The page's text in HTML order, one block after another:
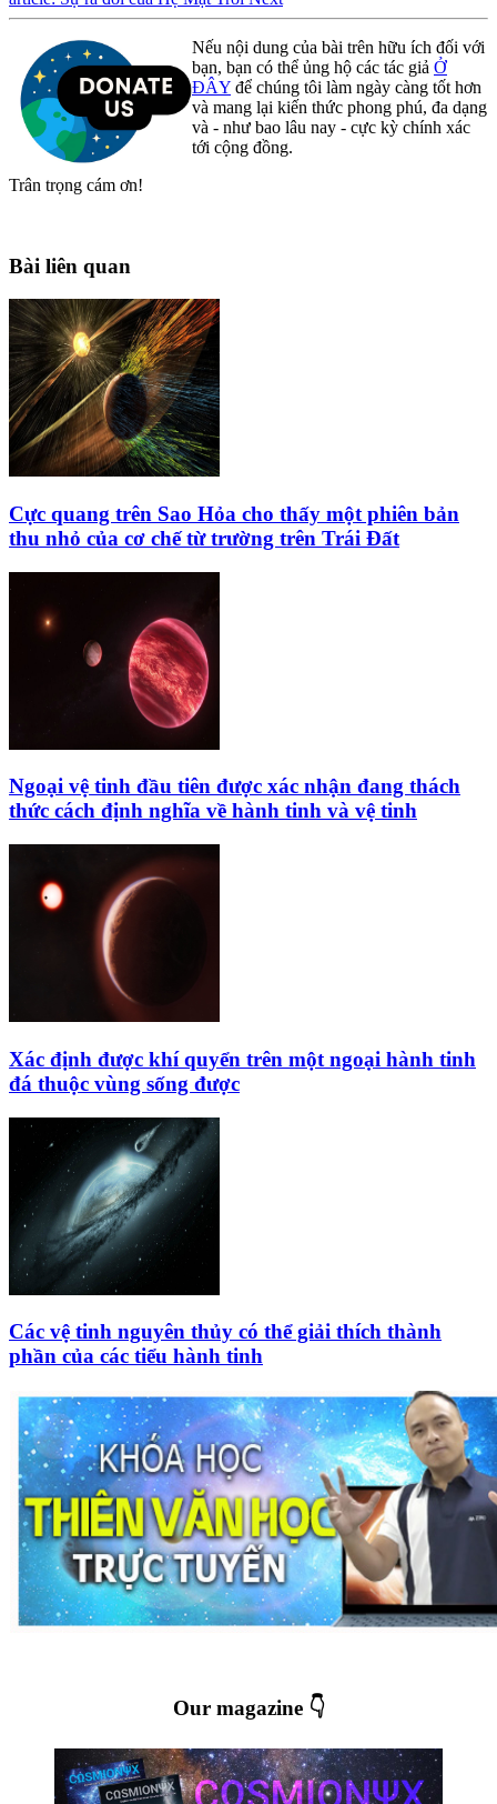
Nếu nội dung của bài trên hữu ích đối với
bạn, bạn có thể ủng hộ các tác giả Ở
ĐÂY để chúng tôi làm ngày càng tốt hơn
và mang lại kiến thức phong phú, đa dạng
và - như bao lâu nay - cực kỳ chính xác
tới cộng đồng.
Trân trọng cám ơn!
Bài liên quan
Cực quang trên Sao Hỏa cho thấy một phiên bản
thu nhỏ của cơ chế từ trường trên Trái Đất
Ngoại vệ tinh đầu tiên được xác nhận đang thách
thức cách định nghĩa về hành tinh và vệ tinh
Xác định được khí quyển trên một ngoại hành tinh
đá thuộc vùng sống được
Các vệ tinh nguyên thủy có thể giải thích thành
phần của các tiểu hành tinh
Our magazine 👇